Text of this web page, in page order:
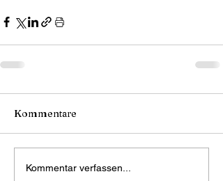
Kommentare
Kommentar verfassen...